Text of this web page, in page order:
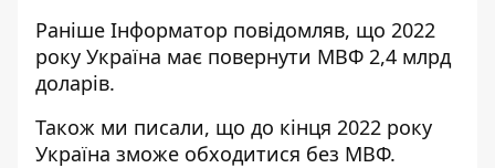
Раніше Інформатор повідомляв, що 2022
року Україна має повернути МВФ 2,4 млрд
доларів.
Також ми писали, що до кінця 2022 року
Україна зможе обходитися без МВФ.